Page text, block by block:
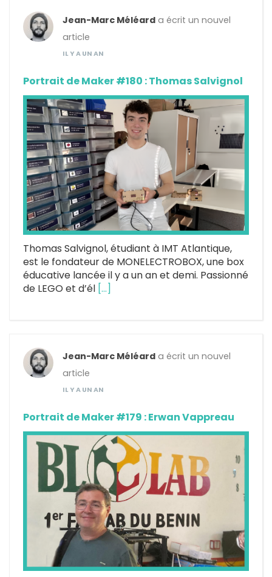
Jean-Marc Méléard a écrit un nouvel
article
IL Y A UN AN
Portrait de Maker #180 : Thomas Salvignol
Thomas Salvignol, étudiant à IMT Atlantique,
est le fondateur de MONELECTROBOX, une box
éducative lancée il y a un an et demi. Passionné
de LEGO et d’él […]
Jean-Marc Méléard a écrit un nouvel
article
IL Y A UN AN
Portrait de Maker #179 : Erwan Vappreau